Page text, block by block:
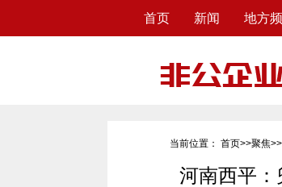
首页 新闻 地方
当前位置： 首页>>聚焦>>
河南西平